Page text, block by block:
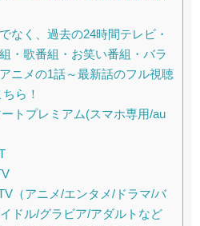
なく、過去の24時間テレビ・
・歌番組・お笑い番組・バラ
ニメの1話～最新話のフル視聴
ら！
トプレミアム(スマホ専用/au
（アニメ/エンタメ/ドラマ/バ
ドル/グラビア/アダルトなど